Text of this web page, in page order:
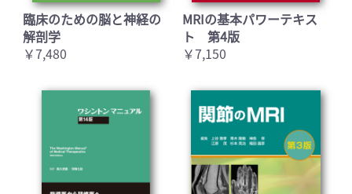
臨床のための脳と神経の
解剖学
￥7,480
MRIの基本パワーテキス
ト 第4版
￥7,150